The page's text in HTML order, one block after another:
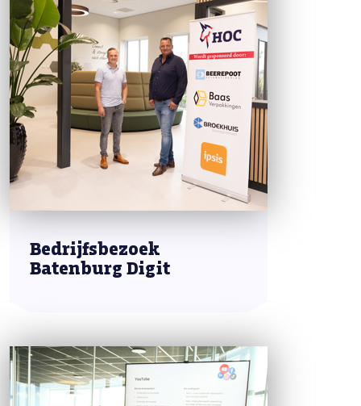
Bedrijfsbezoek
Batenburg Digit